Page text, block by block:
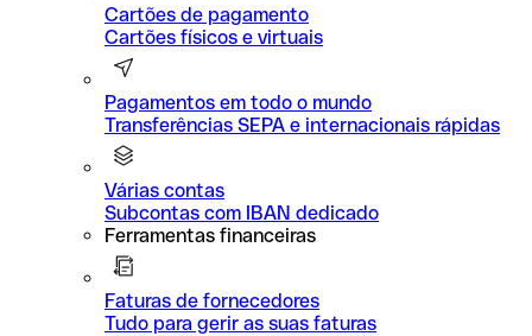
Cartões de pagamento
Cartões físicos e virtuais
Pagamentos em todo o mundo
Transferências SEPA e internacionais rápidas
Várias contas
Subcontas com IBAN dedicado
Ferramentas financeiras
Faturas de fornecedores
Tudo para gerir as suas faturas